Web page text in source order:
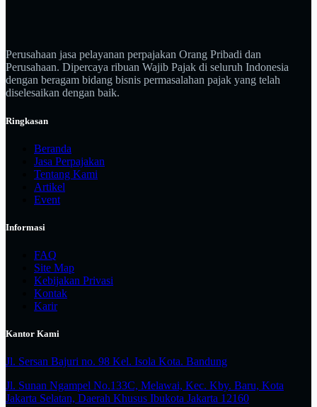
Perusahaan jasa pelayanan perpajakan Orang Pribadi dan
Perusahaan. Dipercaya ribuan Wajib Pajak di seluruh Indonesia
dengan beragam bidang bisnis permasalahan pajak yang telah
diselesaikan dengan baik.
Ringkasan
Beranda
Jasa Perpajakan
Tentang Kami
Artikel
Event
Informasi
FAQ
Site Map
Kebijakan Privasi
Kontak
Karir
Kantor Kami
Jl. Sersan Bajuri no. 98 Kel. Isola Kota. Bandung
Jl. Sunan Ngampel No.133C, Melawai, Kec. Kby. Baru, Kota
Jakarta Selatan, Daerah Khusus Ibukota Jakarta 12160